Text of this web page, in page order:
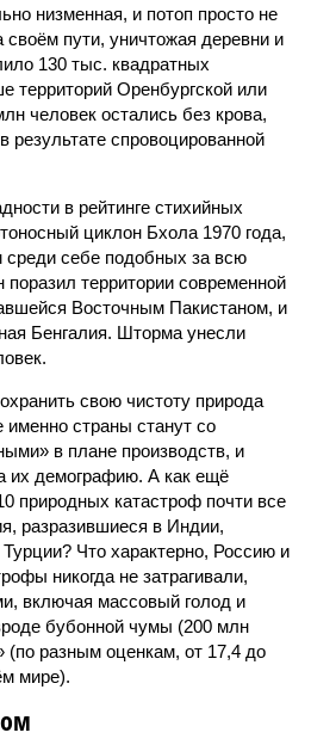
низменная, и потоп просто не
своём пути, уничтожая деревни и
130 тыс. квадратных
территорий Оренбургской или
человек остались без крова,
результате спровоцированной
в рейтинге стихийных
циклон Бхола 1970 года,
себе подобных за всю
территории современной
Восточным Пакистаном, и
Бенгалия. Шторма унесли
свою чистоту природа
именно страны станут со
в плане производств, и
их демографию. А как ещё
природных катастроф почти все
разразившиеся в Индии,
Что характерно, Россию и
никогда не затрагивали,
включая массовый голод и
бубонной чумы (200 млн
(по разным оценкам, от 17,4 до
мире).